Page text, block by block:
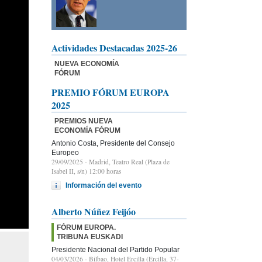
Actividades Destacadas 2025-26
NUEVA ECONOMÍA
FÓRUM
PREMIO FÓRUM EUROPA
2025
PREMIOS NUEVA
ECONOMÍA FÓRUM
Antonio Costa, Presidente del Consejo
Europeo
29/09/2025 - Madrid, Teatro Real (Plaza de
Isabel II, s/n) 12:00 horas
Información del evento
Alberto Núñez Feijóo
FÓRUM EUROPA.
TRIBUNA EUSKADI
Presidente Nacional del Partido Popular
04/03/2026 - Bilbao, Hotel Ercilla (Ercilla, 37-